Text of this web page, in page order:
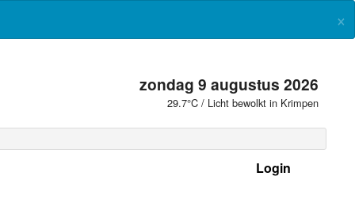
×
zondag 9 augustus 2026
29.7°C / Licht bewolkt in Krimpen
Login